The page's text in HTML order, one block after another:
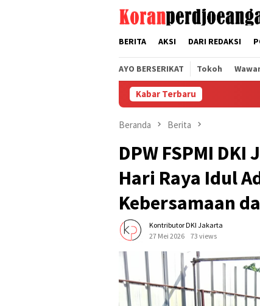
BERITA AKSI DARI REDAKSI
AYO BERSERIKAT Tokoh
Kabar Terbaru
Beranda Berita
DPW FSPMI
Hari Raya Idul
Kebersamaan
Kontributor DKI Jakarta
27 Mei 2026
73 views